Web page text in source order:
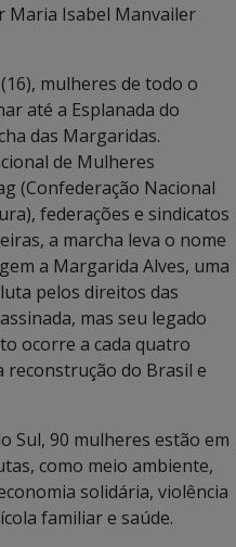
Maria Isabel Manvailer
mulheres de todo o
até a Esplanada do
das Margaridas.
de Mulheres
(Confederação Nacional
federações e sindicatos
a marcha leva o nome
a Margarida Alves, uma
pelos direitos das
mas seu legado
ocorre a cada quatro
reconstrução do Brasil e
Sul, 90 mulheres estão em
como meio ambiente,
solidária, violência
familiar e saúde.